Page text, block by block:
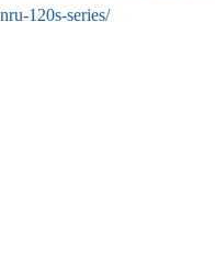
nru-120s-series/